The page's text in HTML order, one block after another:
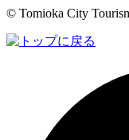
© Tomioka City